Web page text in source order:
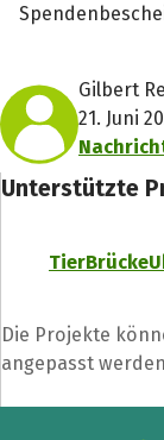
Gilbert
21. Juni
Unterstützte
Die Projekte
angepasst